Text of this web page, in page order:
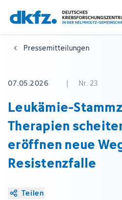
Zum
Hauptinhalt
springen
Zur
Fußzeile
springen
Pressemitteilungen
07.05.2026 | Nr. 23
Leukämie-
Therapien
eröffnen neue
Resistenzfalle
Teilen